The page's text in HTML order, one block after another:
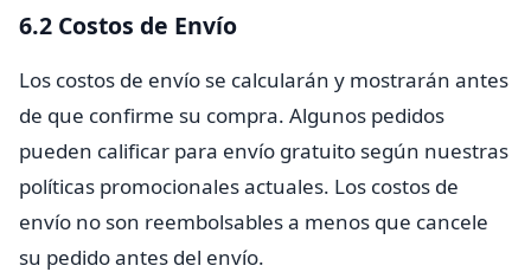
6.2 Costos de Envío
Los costos de envío se calcularán y mostrarán antes
de que confirme su compra. Algunos pedidos
pueden calificar para envío gratuito según nuestras
políticas promocionales actuales. Los costos de
envío no son reembolsables a menos que cancele
su pedido antes del envío.